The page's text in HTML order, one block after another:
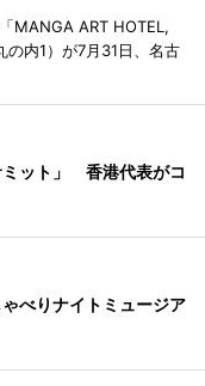
MANGA ART HOTEL,
内1）が7月31日、名古
ミット」 香港代表がコ
べりナイトミュージア